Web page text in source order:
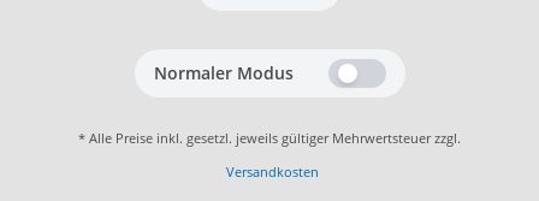
Normaler Modus
* Alle Preise inkl. gesetzl. jeweils gültiger Mehrwertsteuer zzgl.
Versandkosten